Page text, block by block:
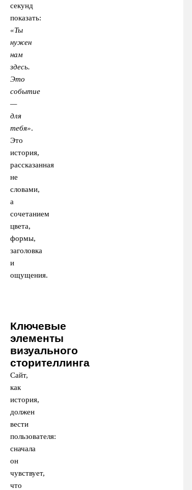
секунд
показать:
«Ты
нужен
нам
здесь.
Это
событие
—
для
тебя».
Это
история,
рассказанная
не
словами,
а
сочетанием
цвета,
формы,
заголовка
и
ощущения.
Ключевые
элементы
визуального
сторителлинга
Сайт,
как
история,
должен
вести
пользователя:
сначала
он
чувствует,
что